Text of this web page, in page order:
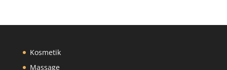
Kosmetik
Massage